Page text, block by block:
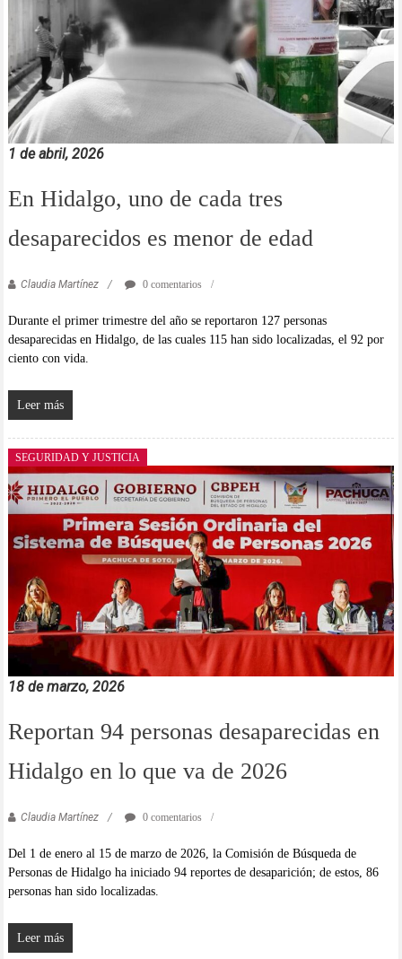
1 de abril, 2026
En Hidalgo, uno de cada tres
desaparecidos es menor de edad
Claudia Martínez 0 comentarios
Durante el primer trimestre del año se reportaron 127 personas
desaparecidas en Hidalgo, de las cuales 115 han sido localizadas, el 92 por
ciento con vida.
Leer más
SEGURIDAD Y JUSTICIA
18 de marzo, 2026
Reportan 94 personas desaparecidas en
Hidalgo en lo que va de 2026
Claudia Martínez 0 comentarios
Del 1 de enero al 15 de marzo de 2026, la Comisión de Búsqueda de
Personas de Hidalgo ha iniciado 94 reportes de desaparición; de estos, 86
personas han sido localizadas.
Leer más